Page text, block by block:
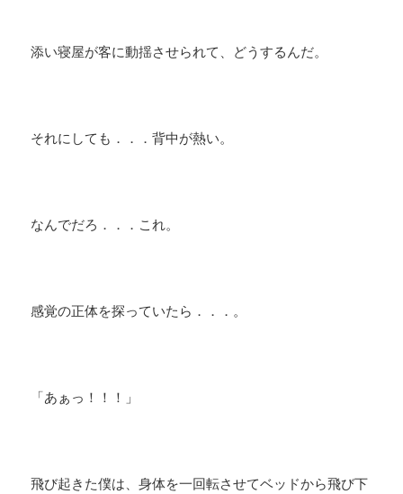
添い寝屋が客に動揺させられて、どうするんだ。
それにしても．．．背中が熱い。
なんでだろ．．．これ。
感覚の正体を探っていたら．．．。
「あぁっ！！！」
飛び起きた僕は、身体を一回転させてベッドから飛び下